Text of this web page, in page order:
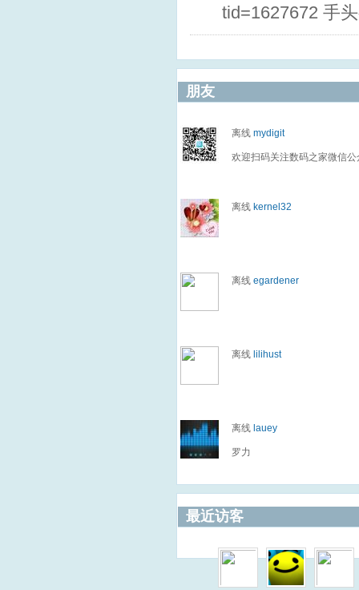
tid=1627672 手
朋友
离线 mydigit
欢迎扫码关注数码之家微信公
离线 kernel32
离线 egardener
离线 lilihust
离线 lauey
罗力
最近访客